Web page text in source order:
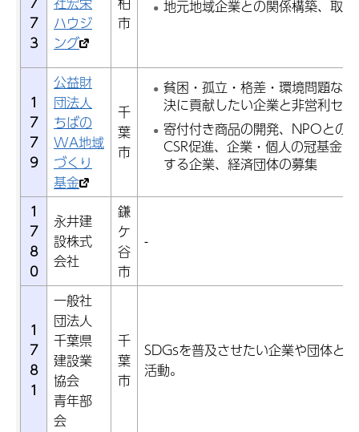
7
3
ハウジ
ング
市
地元地域企業との関係構築、取
1
7
7
9
公益財
団法人
ちばの
WA地域
づくり
基金
千
葉
市
貧困・孤立・格差・環境問題な
決に貢献したい企業と非営利セ
寄付付き商品の開発、NPOとの
CSR促進、企業・個人の冠基金
する企業、経済団体の募集
1
7
8
0
永井建
設株式
会社
鎌
ケ
谷
市
-
1
7
8
1
一般社
団法人
千葉県
建設業
協会
青年部
会
千
葉
市
SDGsを普及させたい企業や団体と
活動。